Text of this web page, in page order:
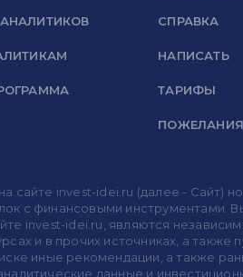
СПРАВКА
НАПИСАТЬ
ТАРИФЫ
ПОЖЕЛАНИЯ
сайте invest-idei.ru (далее - Сайт)
с финансовыми инструментами.
invest-idei.ru, являются
и в прочих источниках, а
иные рекомендации, а также
данные и